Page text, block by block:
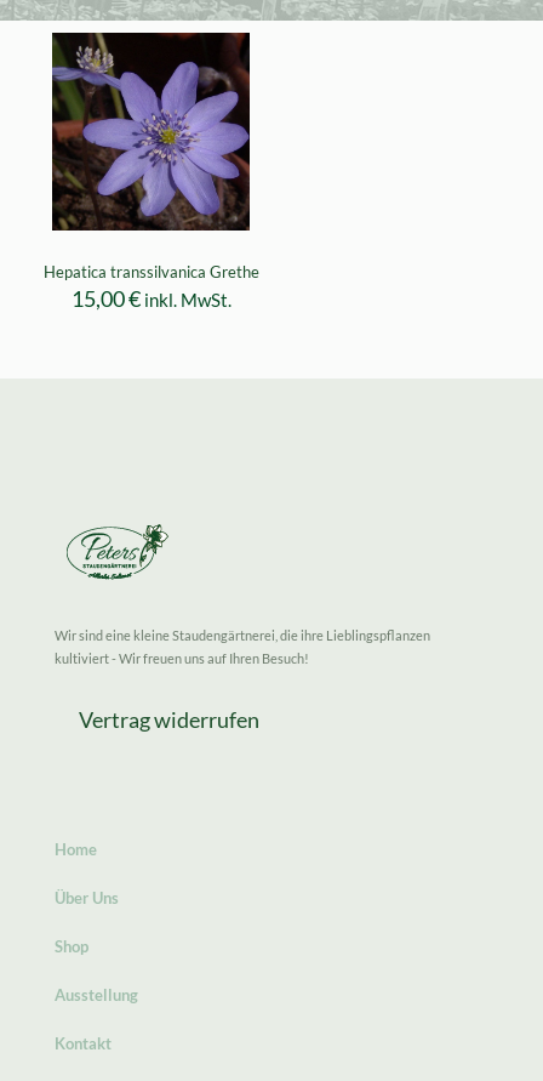
Hepatica transsilvanica Grethe
15,00€ inkl. MwSt.
Wir sind eine kleine Staudengärtnerei, die ihre Lieblingspflanzen
kultiviert - Wir freuen uns auf Ihren Besuch!
Vertrag widerrufen
Home
Über Uns
Shop
Ausstellung
Kontakt